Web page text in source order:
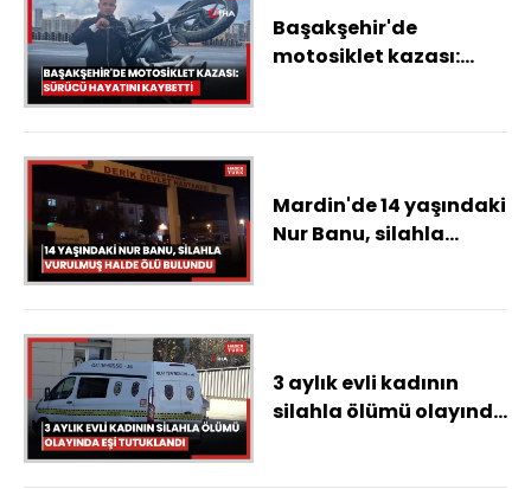
Başakşehir'de
motosiklet kazası:
Mardin'de 14 yaşındaki
Nur Banu, silahla
3 aylık evli kadının
silahla ölümü olayında